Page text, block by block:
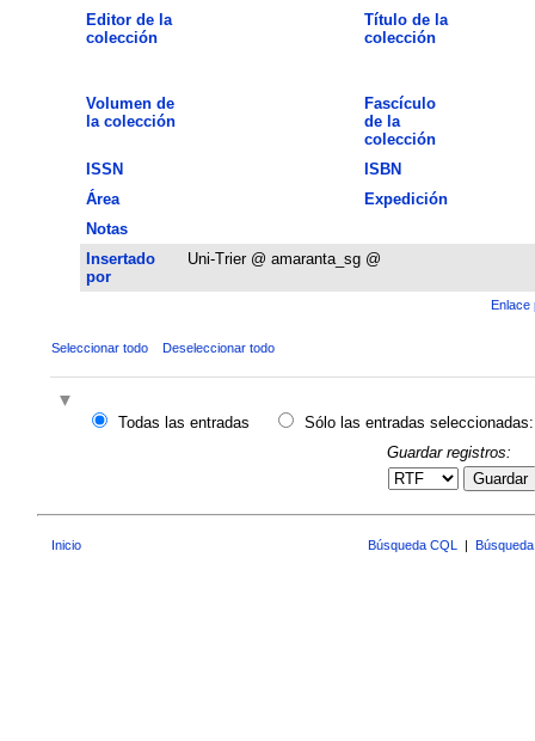
Editor de la
colección
Título de la
colección
Volumen de
la colección
Fascículo
de la
colección
ISSN
ISBN
Área
Expedición
Notas
Insertado
por
Uni-Trier @ amaranta_sg @
Enlace
Seleccionar todo Deseleccionar todo
Todas las entradas
Sólo las entradas seleccionadas:
Guardar registros:
Guardar
Inicio Búsqueda CQL